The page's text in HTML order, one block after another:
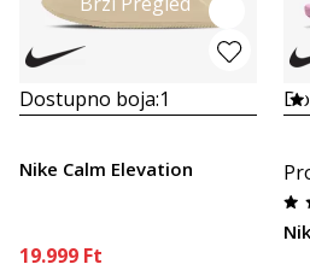
Dostupno boja:1
Nike Calm Elevation
19.999 Ft